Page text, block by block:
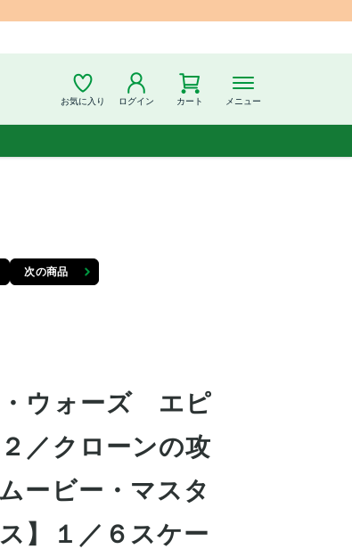
お気に入り ログイン カート メニュー
次の商品
ウォーズ エピ
／クローンの攻
ービー・マスタ
】１／６スケー